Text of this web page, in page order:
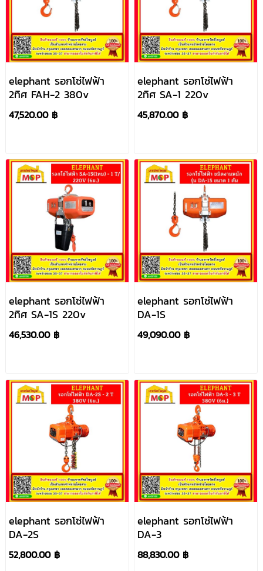
elephant รอกโซ่ไฟฟ้า
2ทิศ FAH-2 380v
47,520.00 ฿
elephant รอกโซ่ไฟฟ้า
2ทิศ SA-1 220v
45,870.00 ฿
elephant รอกโซ่ไฟฟ้า
2ทิศ SA-1S 220v
46,530.00 ฿
elephant รอกโซ่ไฟฟ้า
DA-1S
49,090.00 ฿
elephant รอกโซ่ไฟฟ้า
DA-2S
52,800.00 ฿
elephant รอกโซ่ไฟฟ้า
DA-3
88,830.00 ฿